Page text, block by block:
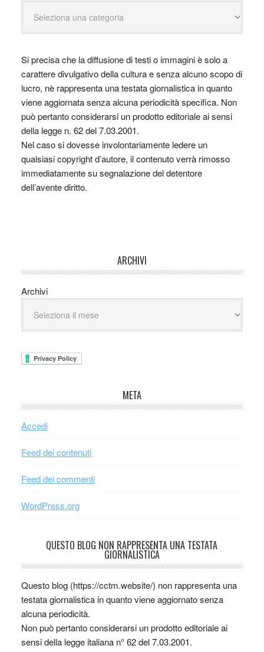
Si precisa che la diffusione di testi o immagini è solo a
carattere divulgativo della cultura e senza alcuno scopo di
lucro, nè rappresenta una testata giornalistica in quanto
viene aggiornata senza alcuna periodicità specifica. Non
può pertanto considerarsi un prodotto editoriale ai sensi
della legge n. 62 del 7.03.2001.
Nel caso si dovesse involontariamente ledere un
qualsiasi copyright d’autore, il contenuto verrà rimosso
immediatamente su segnalazione del detentore
dell’avente diritto.
ARCHIVI
Archivi
META
Accedi
Feed dei contenuti
Feed dei commenti
WordPress.org
QUESTO BLOG NON RAPPRESENTA UNA TESTATA
GIORNALISTICA
Questo blog (https://cctm.website/) non rappresenta una
testata giornalistica in quanto viene aggiornato senza
alcuna periodicità.
Non può pertanto considerarsi un prodotto editoriale ai
sensi della legge italiana n° 62 del 7.03.2001.